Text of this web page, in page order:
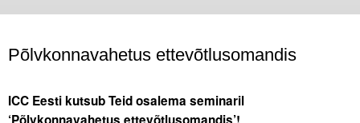
ICC Eesti liikmebaas
Liikmete pakkumised
Põlvkonnavahetus ettevõtlusomandis
ICC Eesti kutsub Teid osalema seminaril